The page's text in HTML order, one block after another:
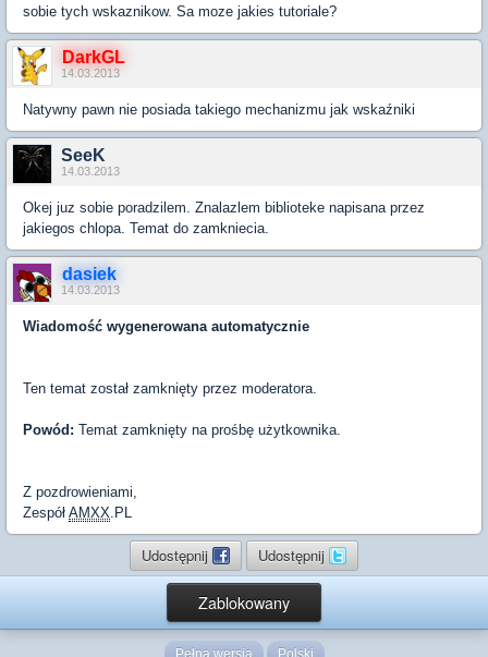
sobie tych wskaznikow. Sa moze jakies tutoriale?
DarkGL
14.03.2013
Natywny pawn nie posiada takiego mechanizmu jak wskaźniki
SeeK
14.03.2013
Okej juz sobie poradzilem. Znalazlem biblioteke napisana przez
jakiegos chlopa. Temat do zamkniecia.
dasiek
14.03.2013
Wiadomość wygenerowana automatycznie
Ten temat został zamknięty przez moderatora.
Powód: Temat zamknięty na prośbę użytkownika.
Z pozdrowieniami,
Zespół AMXX.PL
Udostępnij Udostępnij
Zablokowany
Pełna wersja Polski